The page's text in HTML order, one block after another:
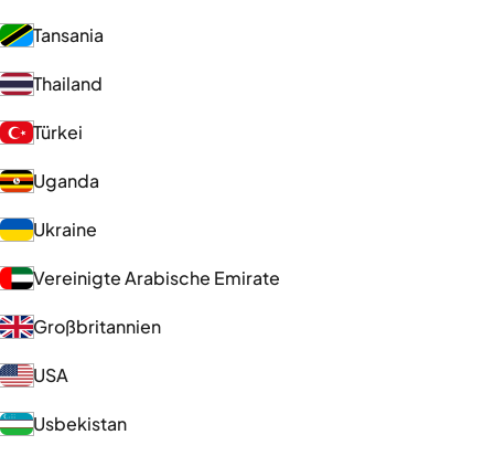
Tansania
Thailand
Türkei
Uganda
Ukraine
Vereinigte Arabische Emirate
Großbritannien
USA
Usbekistan